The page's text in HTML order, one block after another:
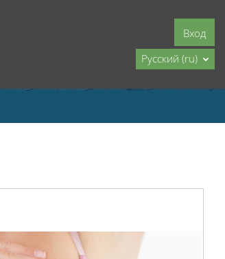
Вход
Русский ‎(ru)‎